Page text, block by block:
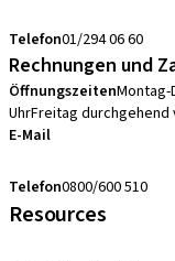
Telefon01/294 06 60
Rechnungen und
ÖffnungszeitenMontag-
UhrFreitag durchgehend
E-Mail
Telefon0800/600 510
Resources